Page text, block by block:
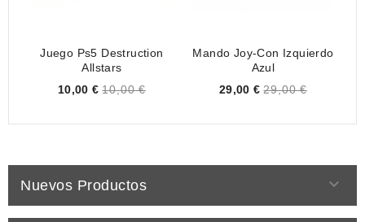
Juego Ps5 Destruction
Allstars
Price
10,00 € 10,00 €
Mando Joy-Con Izquierdo
Azul
Price
29,00 € 29,00 €
Nuevos Productos 